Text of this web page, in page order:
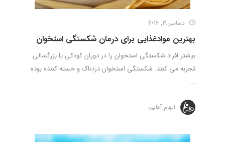
دسامبر 19, 2016
بهترین موادغذایی برای درمان شکستگی استخوان
بیشتر افراد شکستگی استخوان را در دوران کودکی یا بزرگسالی
تجربه می کنند. شکستگی استخوان دردناک و خسته کننده بوده
...
الهام آقایی